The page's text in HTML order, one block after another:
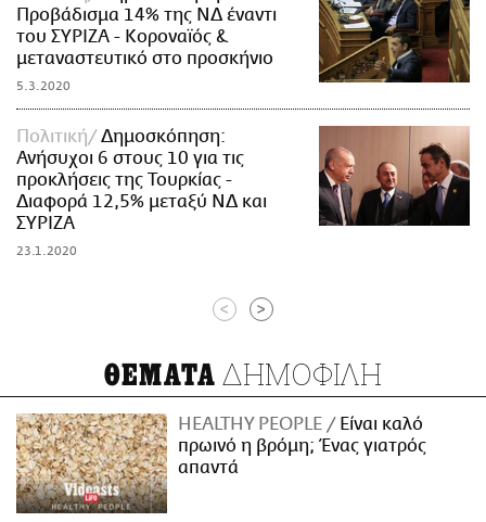
Προβάδισμα 14% της ΝΔ έναντι
του ΣΥΡΙΖΑ - Κοροναϊός &
μεταναστευτικό στο προσκήνιο
5.3.2020
Πολιτική
Δημοσκόπηση:
Ανήσυχοι 6 στους 10 για τις
προκλήσεις της Τουρκίας -
Διαφορά 12,5% μεταξύ ΝΔ και
ΣΥΡΙΖΑ
23.1.2020
< >
ΘΕΜΑΤΑ ΔΗΜΟΦΙΛΗ
HEALTHY PEOPLE
Είναι καλό
πρωινό η βρόμη; Ένας γιατρός
απαντά